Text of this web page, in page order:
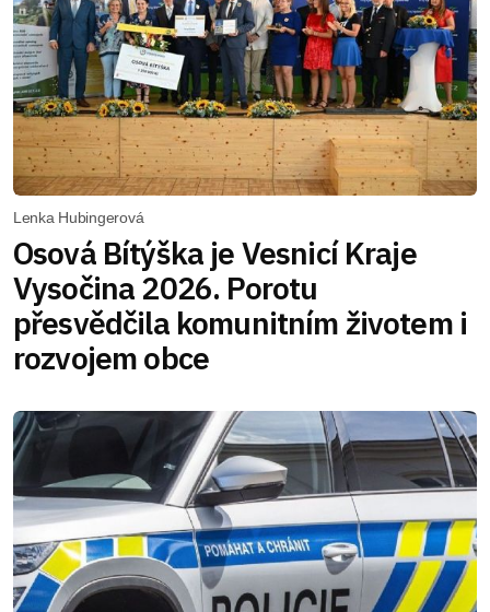
Lenka Hubingerová
Osová Bítýška je Vesnicí Kraje
Vysočina 2026. Porotu
přesvědčila komunitním životem i
rozvojem obce